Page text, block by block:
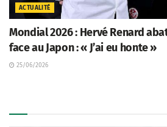
ACTUALITÉ
Mondial 2026 : Hervé Renard
face au Japon : « J’ai eu honte »
25/06/2026